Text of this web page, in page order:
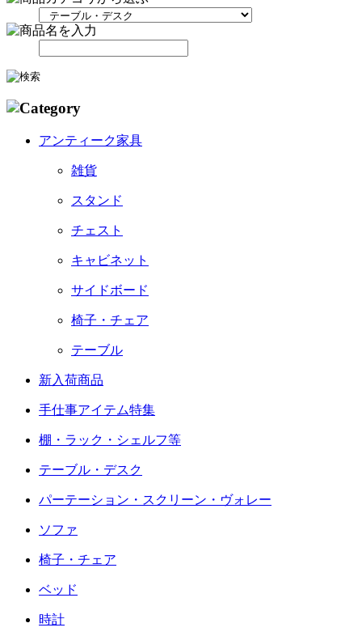
アンティーク家具
雑貨
スタンド
チェスト
キャビネット
サイドボード
椅子・チェア
テーブル
新入荷商品
手仕事アイテム特集
棚・ラック・シェルフ等
テーブル・デスク
パーテーション・スクリーン・ヴォレー
ソファ
椅子・チェア
ベッド
時計